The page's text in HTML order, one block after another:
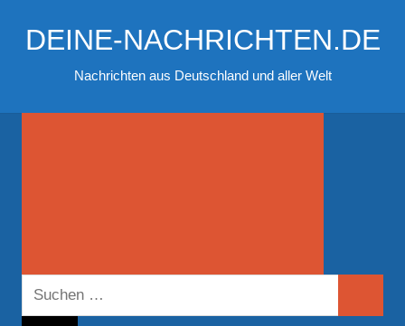
InhaltDEINE-NACHRICHTEN.DE
Nachrichten aus Deutschland und aller Welt
Suchen
nach: